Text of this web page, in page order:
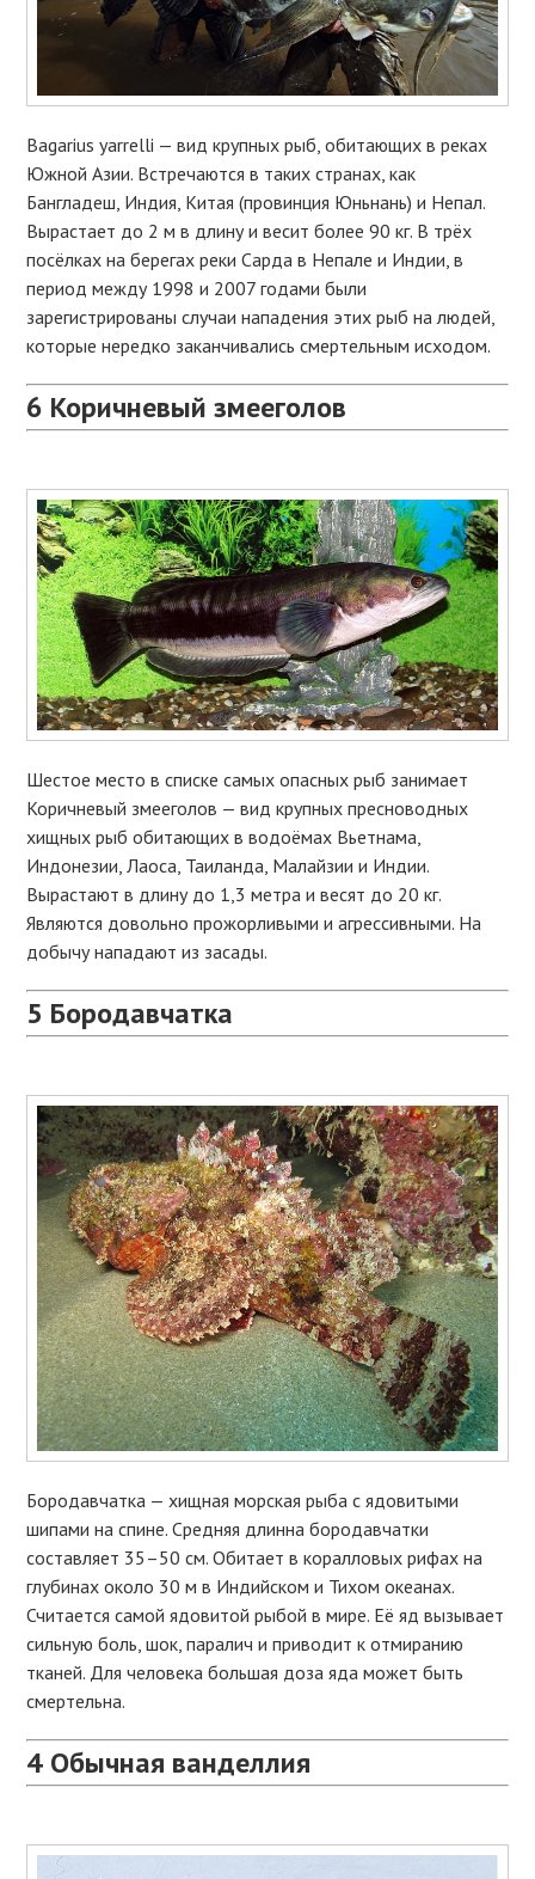
Bagarius yarrelli — вид крупных рыб, обитающих в реках
Южной Азии. Встречаются в таких странах, как
Бангладеш, Индия, Китая (провинция Юньнань) и Непал.
Вырастает до 2 м в длину и весит более 90 кг. В трёх
посёлках на берегах реки Сарда в Непале и Индии, в
период между 1998 и 2007 годами были
зарегистрированы случаи нападения этих рыб на людей,
которые нередко заканчивались смертельным исходом.
6 Коричневый змееголов
Шестое место в списке самых опасных рыб занимает
Коричневый змееголов — вид крупных пресноводных
хищных рыб обитающих в водоёмах Вьетнама,
Индонезии, Лаоса, Таиланда, Малайзии и Индии.
Вырастают в длину до 1,3 метра и весят до 20 кг.
Являются довольно прожорливыми и агрессивными. На
добычу нападают из засады.
5 Бородавчатка
Бородавчатка — хищная морская рыба с ядовитыми
шипами на спине. Средняя длинна бородавчатки
составляет 35–50 см. Обитает в коралловых рифах на
глубинах около 30 м в Индийском и Тихом океанах.
Считается самой ядовитой рыбой в мире. Её яд вызывает
сильную боль, шок, паралич и приводит к отмиранию
тканей. Для человека большая доза яда может быть
смертельна.
4 Обычная ванделлия